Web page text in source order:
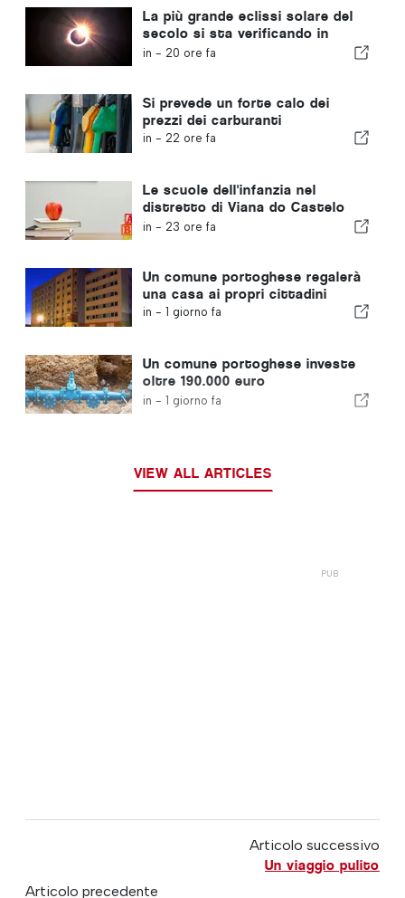
La più grande eclissi solare del
secolo si sta verificando in
Portogallo
in - 20 ore fa
Si prevede un forte calo dei
prezzi dei carburanti
in - 22 ore fa
Le scuole dell'infanzia nel
distretto di Viana do Castelo
non chiuderanno
in - 23 ore fa
Un comune portoghese regalerà
una casa ai propri cittadini
in - 1 giorno fa
Un comune portoghese investe
oltre 190.000 euro
nell'approvvigionamento idrico
in - 1 giorno fa
VIEW ALL ARTICLES
Articolo successivo
Un viaggio pulito
Articolo precedente